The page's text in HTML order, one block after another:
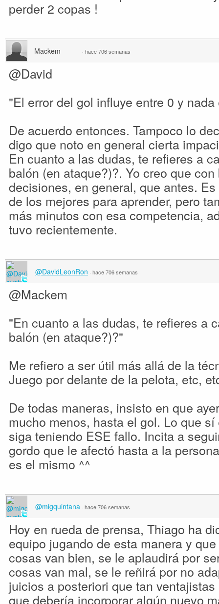
perder 2 copas !
Mackem · hace 706 semanas
@David
"El error del gol influye entre 0 y
De acuerdo entonces. Tampoco lo
digo que noto en general cierta
En cuanto a las dudas, te refieres a
balón (en ataque?)?. Yo creo que
decisiones, en general, que antes.
de los mejores para aprender, pero
más minutos con esa competencia,
tuvo recientemente.
@DavidLeonRon · hace 706 semanas
@Mackem
"En cuanto a las dudas, te refieres a
balón (en ataque?)?"
Me refiero a ser útil más allá de la
Juego por delante de la pelota, etc,
De todas maneras, insisto en que
mucho menos, hasta el gol. Lo que
siga teniendo ESE fallo. Incita a
gordo que le afectó hasta a la
es el mismo ^^
@migquintana · hace 706 semanas
Hoy en rueda de prensa, Thiago ha
equipo jugando de esta manera y
cosas van bien, se le aplaudirá por
cosas van mal, se le reñirá por no
juicios a posteriori que tan
que debería incorporar algún nuevo